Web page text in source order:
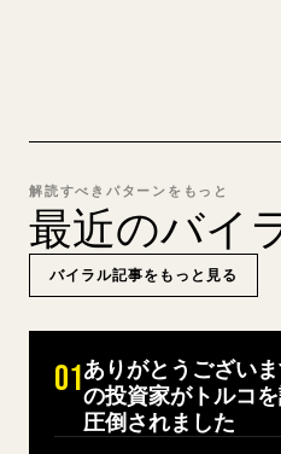
解読すべきパターンをもっと
最近のバイ
バイラル記事をもっと見る
01ありがとうござい
の投資家がトルコ
圧倒されました